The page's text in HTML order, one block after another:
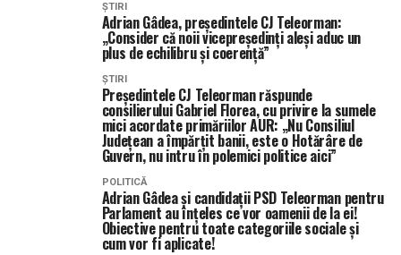
ȘTIRI
Adrian Gâdea, președintele CJ Teleorman:
„Consider că noii vicepreședinți aleși aduc un
plus de echilibru și coerență”
ȘTIRI
Președintele CJ Teleorman răspunde
consilierului Gabriel Florea, cu privire la sumele
mici acordate primăriilor AUR: „Nu Consiliul
Județean a împărțit banii, este o Hotărâre de
Guvern, nu intru în polemici politice aici”
POLITICĂ
Adrian Gâdea și candidații PSD Teleorman pentru
Parlament au înțeles ce vor oamenii de la ei!
Obiective pentru toate categoriile sociale și
cum vor fi aplicate!